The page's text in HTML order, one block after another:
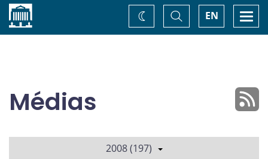
Accueil EN
Basculer
la
recherche
Changez
de
Médias
2008 (197)